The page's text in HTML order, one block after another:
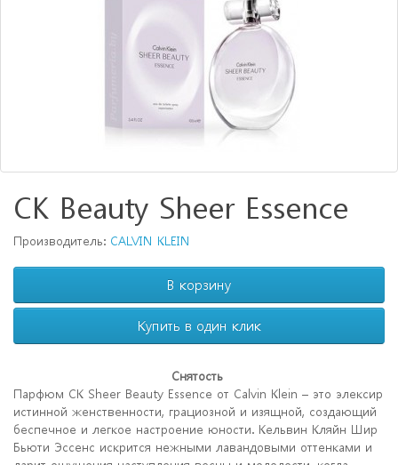
CK Beauty Sheer Essence
Производитель: CALVIN KLEIN
В корзину
Снятость
Парфюм CK Sheer Beauty Essence от Calvin Klein – это элексир
истинной женственности, грациозной и изящной, создающий
беспечное и легкое настроение юности. Кельвин Кляйн Шир
Бьюти Эссенс искрится нежными лавандовыми оттенками и